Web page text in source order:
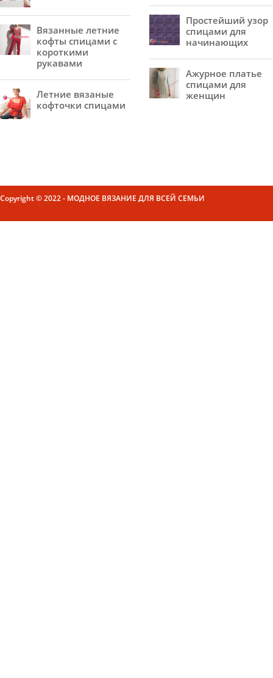
Вязанные летние
кофты спицами с
короткими
рукавами
Летние вязаные
кофточки спицами
Простейший узор
спицами для
начинающих
Ажурное платье
спицами для
женщин
Copyright © 2022 - МОДНОЕ ВЯЗАНИЕ ДЛЯ ВСЕЙ СЕМЬИ